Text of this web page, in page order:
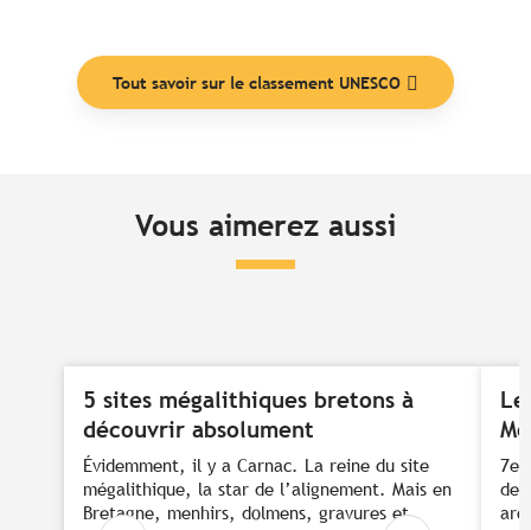
Tout savoir sur le classement UNESCO
Vous aimerez aussi
5 sites mégalithiques bretons à
découvrir absolument
Évidemment, il y a Carnac. La reine du site
mégalithique, la star de l’alignement. Mais en
Bretagne, menhirs, dolmens, gravures et
7e
de